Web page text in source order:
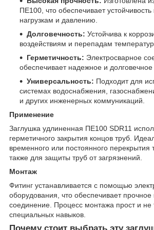
ПЕ100, что обеспечивает
нагрузкам и давлению.
Долговечность: Устойчива к
воздействиям и перепадам
Герметичность: Электросварное
обеспечивает надежное и долговечное
Универсальность: Подходит для
системах водоснабжения,
и других инженерных коммуникаций.
Применение
Заглушка удлиненная ПЕ100 SDR11
герметичного закрытия концов труб.
временного или постоянного перекрытия
также для защиты труб от загрязнений.
Монтаж
Фитинг устанавливается с помощью
оборудования, что обеспечивает прочное
соединение. Процесс монтажа прост и не
специальных навыков.